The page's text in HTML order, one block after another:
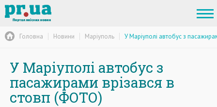
Головна Новини Маріуполь У Маріуполі автобус з
У Маріуполі автобус з
пасажирами врізався в
стовп (ФОТО)